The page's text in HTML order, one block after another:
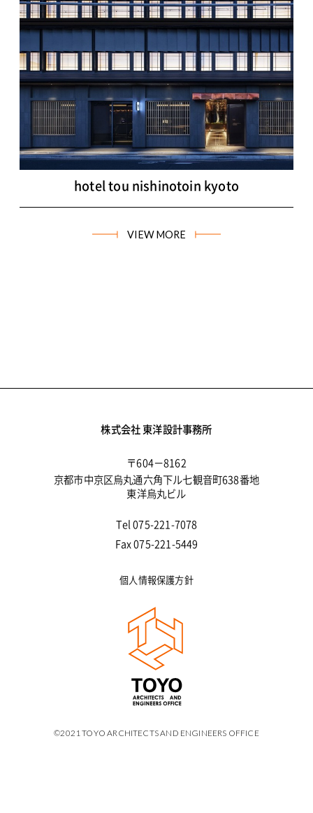
hotel tou nishinotoin kyoto
VIEW MORE
株式会社 東洋設計事務所
〒604－8162
京都市中京区烏丸通六角下ル七観音町638番地
東洋烏丸ビル
Tel 075-221-7078
Fax 075-221-5449
個人情報保護方針
©2021 TOYO ARCHITECTS AND ENGINEERS OFFICE